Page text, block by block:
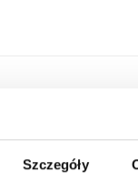
Szczegóły